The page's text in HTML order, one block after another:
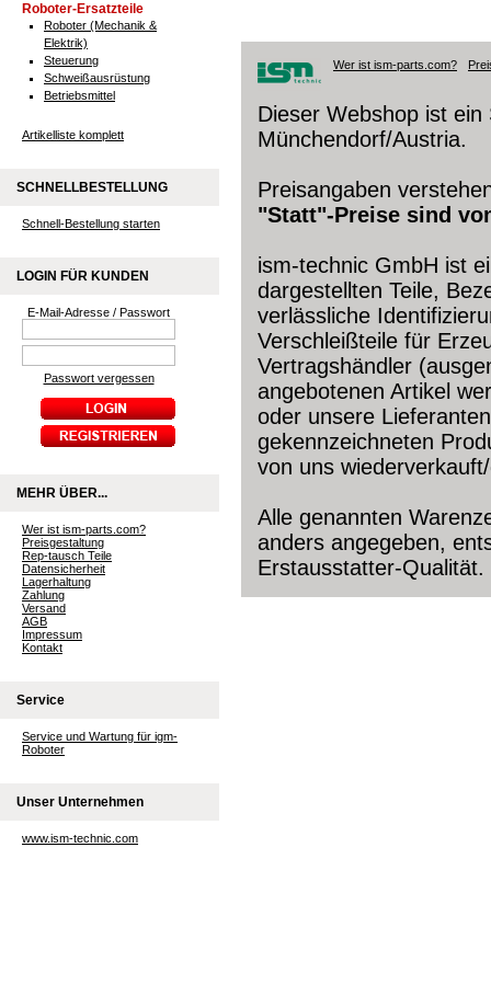
Roboter-Ersatzteile
Roboter (Mechanik &
Elektrik)
Steuerung
Schweißausrüstung
Betriebsmittel
Artikelliste komplett
SCHNELLBESTELLUNG
Schnell-Bestellung starten
LOGIN FÜR KUNDEN
E-Mail-Adresse / Passwort
Passwort vergessen
MEHR ÜBER...
Wer ist ism-parts.com?
Preisgestaltung
Rep-tausch Teile
Datensicherheit
Lagerhaltung
Zahlung
Versand
AGB
Impressum
Kontakt
Service
Service und Wartung für igm-
Roboter
Unser Unternehmen
www.ism-technic.com
Wer ist ism-parts.com?
Dieser Webshop ist
Münchendorf/Austria.
Preisangaben
"Statt"-Preise sind
ism-technic GmbH ist
dargestellten Teile,
verlässliche
Verschleißteile für
Vertragshändler
angebotenen Artikel
oder unsere
gekennzeichneten
von uns
Alle genannten
anders angegeben,
Erstausstatter-Qualität.